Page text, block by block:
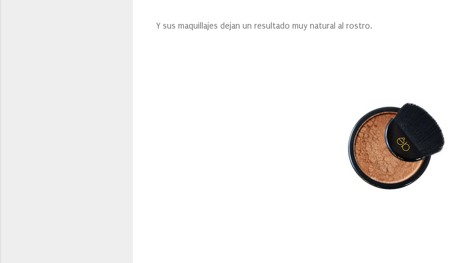
Y sus maquillajes dejan un resultado muy natural al rostro.